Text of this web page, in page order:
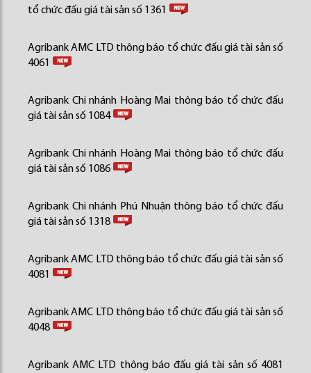
tổ chức đấu giá tài sản số 1361
Agribank AMC LTD thông báo tổ chức đấu giá tài sản số
4061
Agribank Chi nhánh Hoàng Mai thông báo tổ chức đấu
giá tài sản số 1084
Agribank Chi nhánh Hoàng Mai thông báo tổ chức đấu
giá tài sản số 1086
Agribank Chi nhánh Phú Nhuận thông báo tổ chức đấu
giá tài sản số 1318
Agribank AMC LTD thông báo tổ chức đấu giá tài sản số
4081
Agribank AMC LTD thông báo tổ chức đấu giá tài sản số
4048
Agribank AMC LTD thông báo đấu giá tài sản số 4081